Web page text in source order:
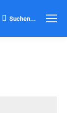
Search:
Suchen...